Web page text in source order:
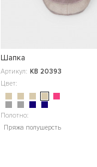
Шапка
Артикул: КВ 20393
Цвет:
Полотно:
Пряжа полушерсть